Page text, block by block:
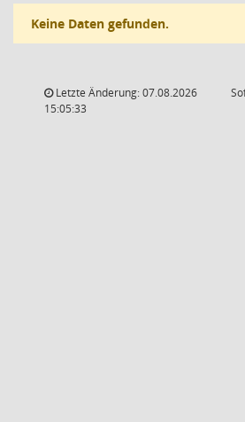
Keine Daten gefunden.
Letzte Änderung: 07.08.2026
15:05:33